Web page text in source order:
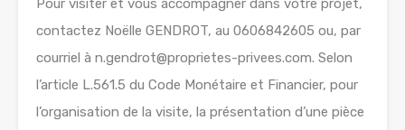
Pour visiter et vous accompagner dans votre projet,
contactez Noëlle GENDROT, au 0606842605 ou, par
courriel à n.gendrot@proprietes-privees.com. Selon
l’article L.561.5 du Code Monétaire et Financier, pour
l’organisation de la visite, la présentation d’une pièce